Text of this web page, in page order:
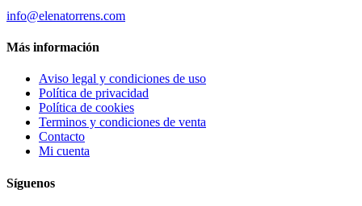
info@elenatorrens.com
Más información
Aviso legal y condiciones de uso
Política de privacidad
Política de cookies
Terminos y condiciones de venta
Contacto
Mi cuenta
Síguenos